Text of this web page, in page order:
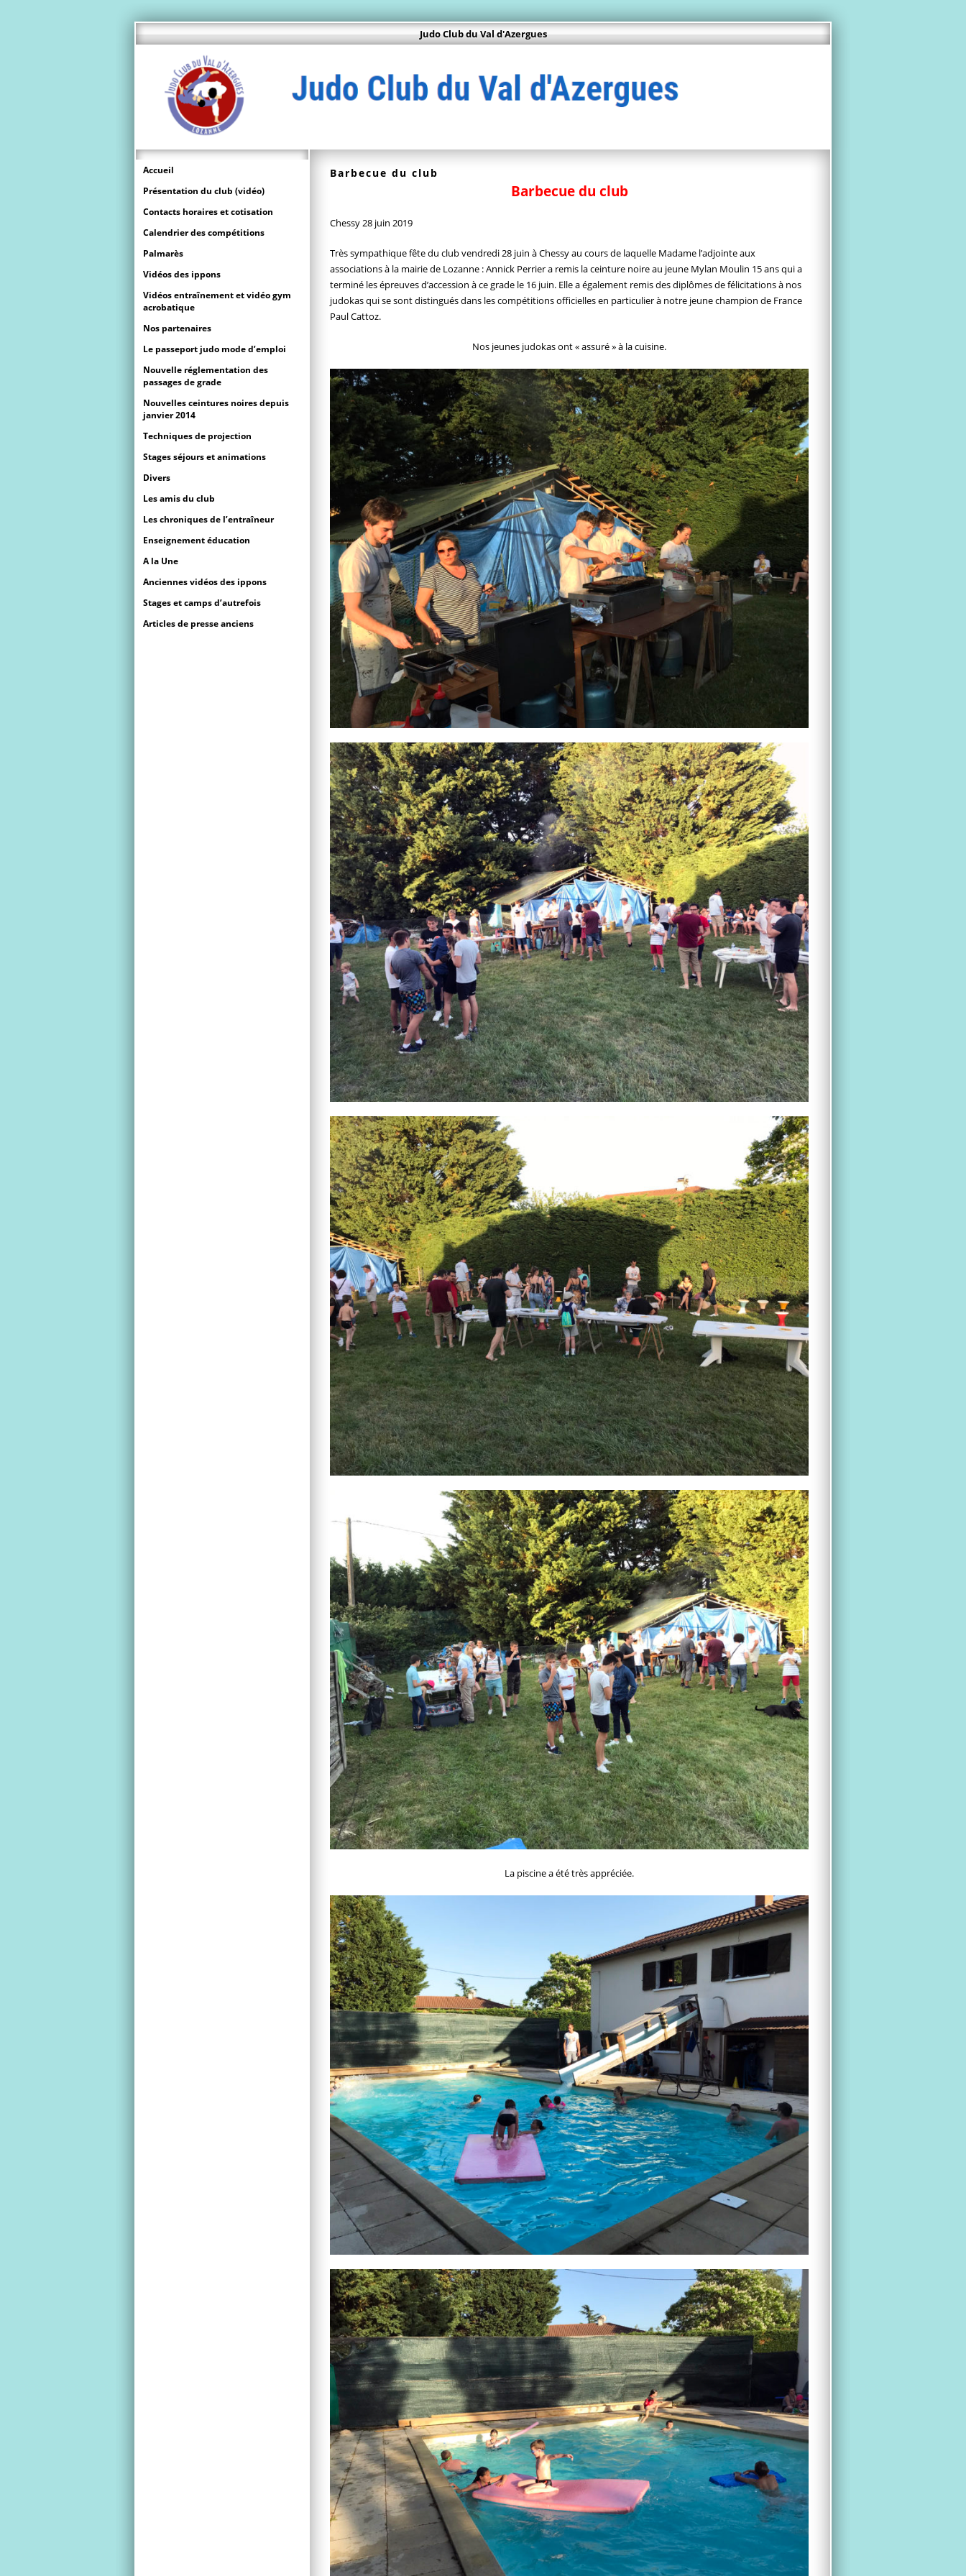
Judo Club du Val d'Azergues
Barbecue du club
Barbecue du club
Chessy 28 juin 2019
Très sympathique fête du club vendredi 28 juin à Chessy au cours de laquelle Madame l’adjointe aux
associations à la mairie de Lozanne : Annick Perrier a remis la ceinture noire au jeune Mylan Moulin 15 ans qui a
terminé les épreuves d’accession à ce grade le 16 juin. Elle a également remis des diplômes de félicitations à nos
judokas qui se sont distingués dans les compétitions officielles en particulier à notre jeune champion de France
Paul Cattoz.
Nos jeunes judokas ont « assuré » à la cuisine.
La piscine a été très appréciée.
Accueil
Présentation du club (vidéo)
Contacts horaires et cotisation
Calendrier des compétitions
Palmarès
Vidéos des ippons
Vidéos entraînement et vidéo gym
acrobatique
Nos partenaires
Le passeport judo mode d’emploi
Nouvelle réglementation des
passages de grade
Nouvelles ceintures noires depuis
janvier 2014
Techniques de projection
Stages séjours et animations
Divers
Les amis du club
Les chroniques de l’entraîneur
Enseignement éducation
A la Une
Anciennes vidéos des ippons
Stages et camps d’autrefois
Articles de presse anciens